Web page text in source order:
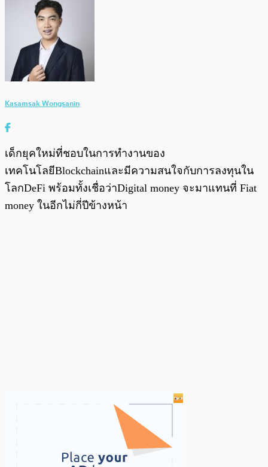
Kasamsak Wongsanin
เด็กยุคใหม่ที่ชอบในการทำงานของ
เทคโนโลยีBlockchainและมีความสนใจกับการลงทุนใน
โลกDeFi พร้อมทั้งเชื่อว่าDigital money จะมาแทนที่ Fiat
money ในอีกไม่กี่ปีข้างหน้า